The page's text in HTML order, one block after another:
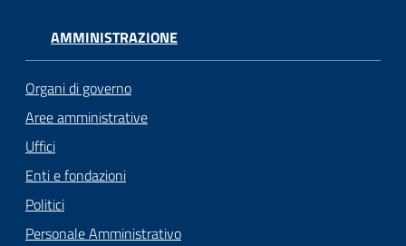
AMMINISTRAZIONE
Organi di governo
Aree amministrative
Uffici
Enti e fondazioni
Politici
Personale Amministrativo